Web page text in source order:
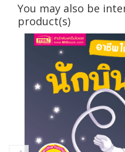
You may also be
product(s)